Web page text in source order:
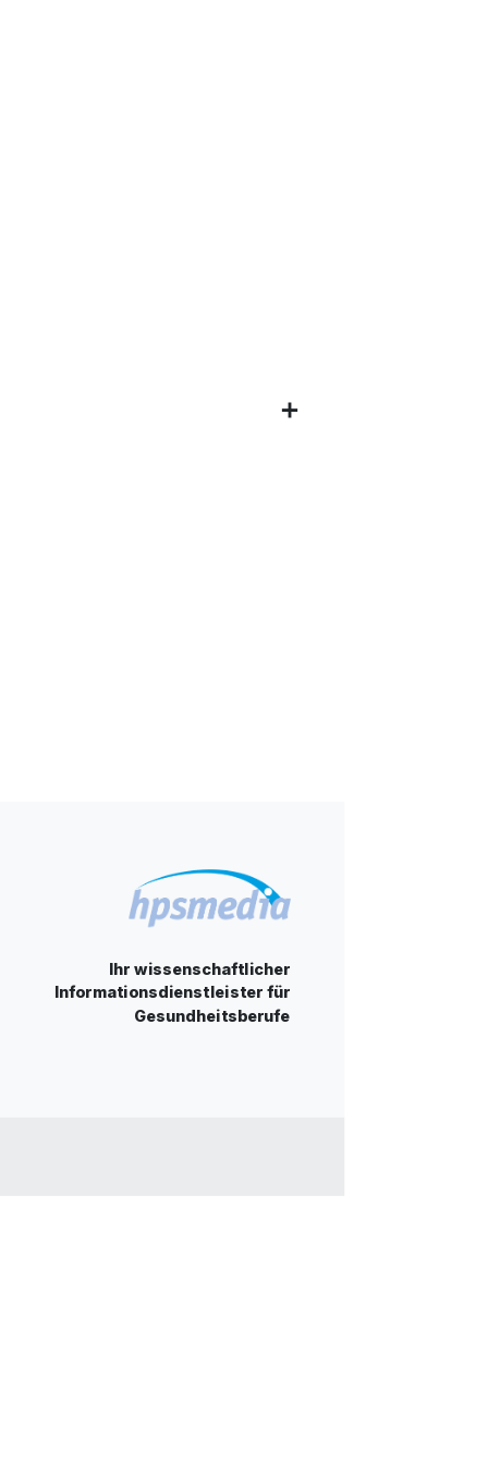
Ihr wissenschaftlicher
Informationsdienstleister für
Gesundheitsberufe